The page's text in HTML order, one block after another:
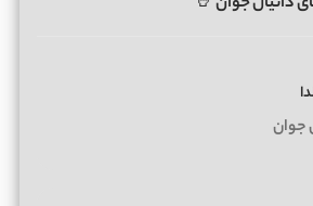
جوان